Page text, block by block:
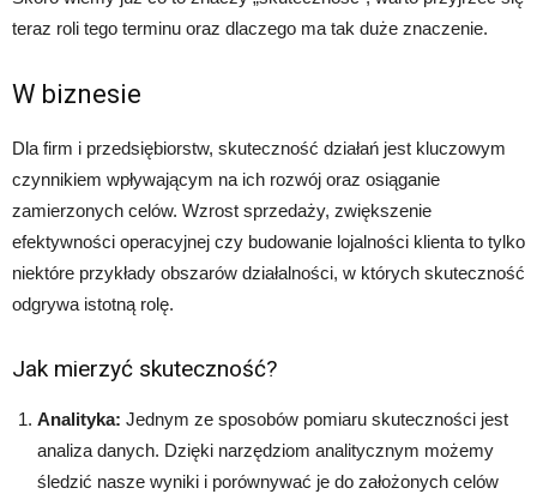
teraz roli tego terminu oraz dlaczego ma tak duże znaczenie.
W biznesie
Dla firm i przedsiębiorstw, skuteczność działań jest kluczowym
czynnikiem wpływającym na ich rozwój oraz osiąganie
zamierzonych celów. Wzrost sprzedaży, zwiększenie
efektywności operacyjnej czy budowanie lojalności klienta to tylko
niektóre przykłady obszarów działalności, w których skuteczność
odgrywa istotną rolę.
Jak mierzyć skuteczność?
Analityka: Jednym ze sposobów pomiaru skuteczności jest
analiza danych. Dzięki narzędziom analitycznym możemy
śledzić nasze wyniki i porównywać je do założonych celów